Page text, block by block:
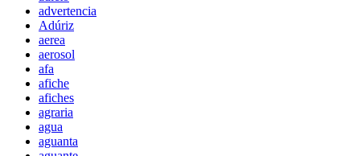
advertencia
Adúriz
aerea
aerosol
afa
afiche
afiches
agraria
agua
aguanta